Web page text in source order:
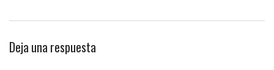
Deja una respuesta